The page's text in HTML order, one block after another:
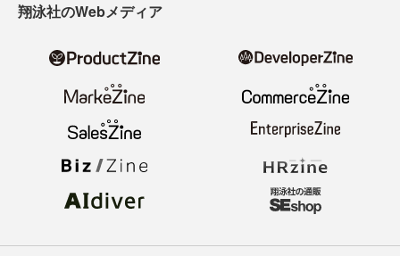
翔泳社のWebメディア